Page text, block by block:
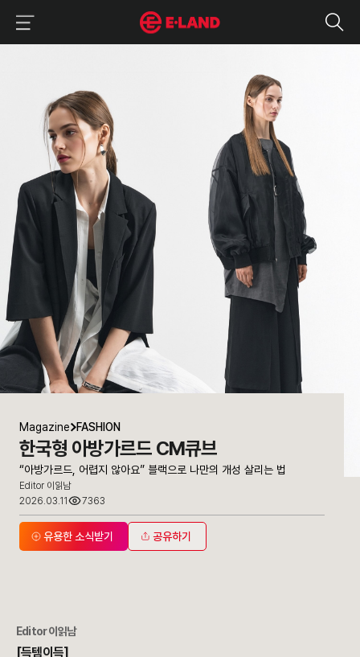
“아방가르드, 어렵지 않아요” 블랙으로 나만의 개성 살리는 법
매거진 상세보기
Magazine FASHION
한국형 아방가르드 CM큐브
“아방가르드, 어렵지 않아요” 블랙으로 나만의 개성 살리는 법
Editor 이읽남
2026.03.11
7363
유용한 소식받기 공유하기
Editor 이읽남
[득템이득]